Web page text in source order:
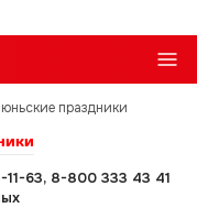
праздники
11-63, 8-800 333 43 41